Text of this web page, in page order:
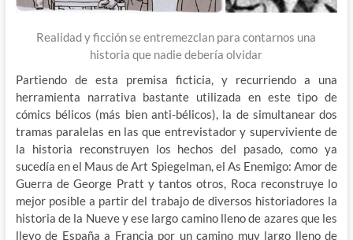
Realidad y ficción se entremezclan para contarnos una
historia que nadie debería olvidar
Partiendo de esta premisa ficticia, y recurriendo a una
herramienta narrativa bastante utilizada en este tipo de
cómics bélicos (más bien anti-bélicos), la de simultanear dos
tramas paralelas en las que entrevistador y superviviente de
la historia reconstruyen los hechos del pasado, como ya
sucedía en el Maus de Art Spiegelman, el As Enemigo: Amor de
Guerra de George Pratt y tantos otros, Roca reconstruye lo
mejor posible a partir del trabajo de diversos historiadores la
historia de la Nueve y ese largo camino lleno de azares que les
llevo de España a Francia por un camino muy largo lleno de